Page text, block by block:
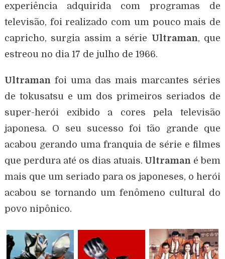
experiência adquirida com programas de
televisão, foi realizado com um pouco mais de
capricho, surgia assim a série Ultraman, que
estreou no dia 17 de julho de 1966.
Ultraman foi uma das mais marcantes séries
de tokusatsu e um dos primeiros seriados de
super-herói exibido a cores pela televisão
japonesa. O seu sucesso foi tão grande que
acabou gerando uma franquia de série e filmes
que perdura até os dias atuais. Ultraman é bem
mais que um seriado para os japoneses, o herói
acabou se tornando um fenômeno cultural do
povo nipônico.